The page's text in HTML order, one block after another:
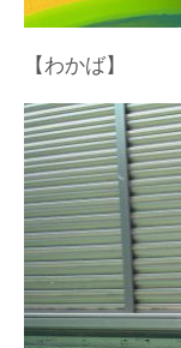
【わかば】